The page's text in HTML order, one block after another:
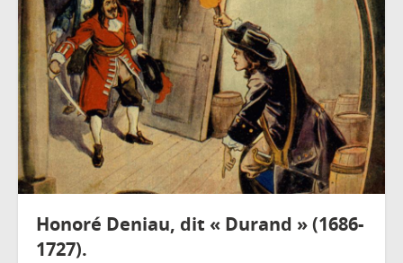
Honoré Deniau, dit « Durand » (1686-
1727).